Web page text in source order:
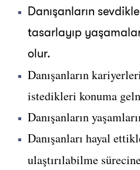
Danışanların
tasarlayıp
olur.
Danışanların
istedikleri konuma
Danışanların
Danışanları hayal
ulaştırılabilme